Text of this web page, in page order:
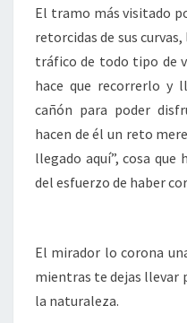
El tramo más visitado
retorcidas de sus
tráfico de todo tipo de
hace que recorrerlo y
cañón para poder
hacen de él un reto
llegado aquí”, cosa
del esfuerzo de haber
El mirador lo corona
mientras te dejas llevar
la naturaleza.